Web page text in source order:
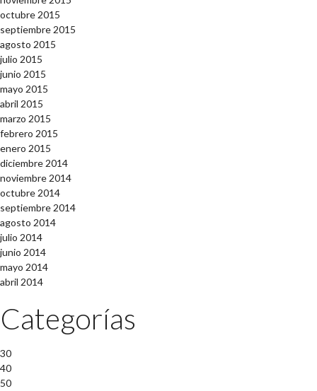
octubre 2015
septiembre 2015
agosto 2015
julio 2015
junio 2015
mayo 2015
abril 2015
marzo 2015
febrero 2015
enero 2015
diciembre 2014
noviembre 2014
octubre 2014
septiembre 2014
agosto 2014
julio 2014
junio 2014
mayo 2014
abril 2014
Categorías
30
40
50